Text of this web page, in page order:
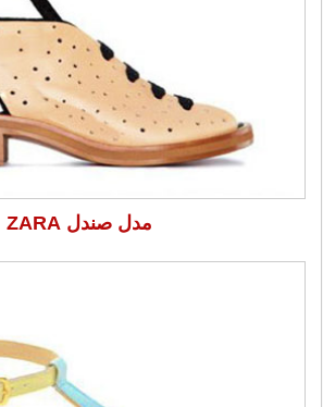
مدل صندل ZARA